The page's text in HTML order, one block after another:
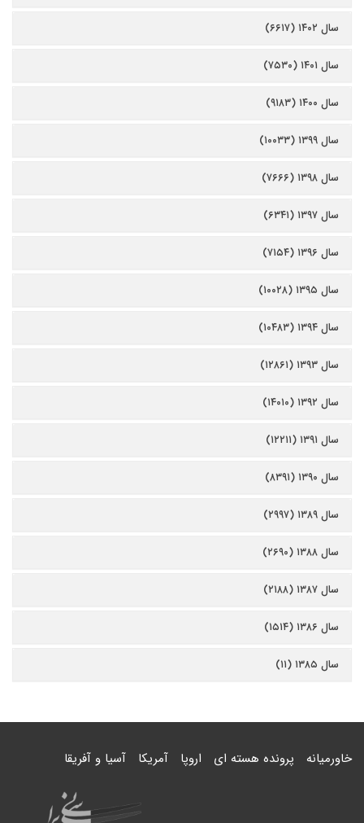
سال ۱۴۰۲ (۶۶۱۷)
سال ۱۴۰۱ (۷۵۳۰)
سال ۱۴۰۰ (۹۱۸۳)
سال ۱۳۹۹ (۱۰۰۳۳)
سال ۱۳۹۸ (۷۶۶۶)
سال ۱۳۹۷ (۶۳۴۱)
سال ۱۳۹۶ (۷۱۵۴)
سال ۱۳۹۵ (۱۰۰۲۸)
سال ۱۳۹۴ (۱۰۴۸۳)
سال ۱۳۹۳ (۱۲۸۶۱)
سال ۱۳۹۲ (۱۴۰۱۰)
سال ۱۳۹۱ (۱۲۲۱۱)
سال ۱۳۹۰ (۸۳۹۱)
سال ۱۳۸۹ (۲۹۹۷)
سال ۱۳۸۸ (۲۶۹۰)
سال ۱۳۸۷ (۲۱۸۸)
سال ۱۳۸۶ (۱۵۱۴)
سال ۱۳۸۵ (۱۱)
خاورمیانه پرونده هسته ای اروپا آمریکا آسیا و آفریقا